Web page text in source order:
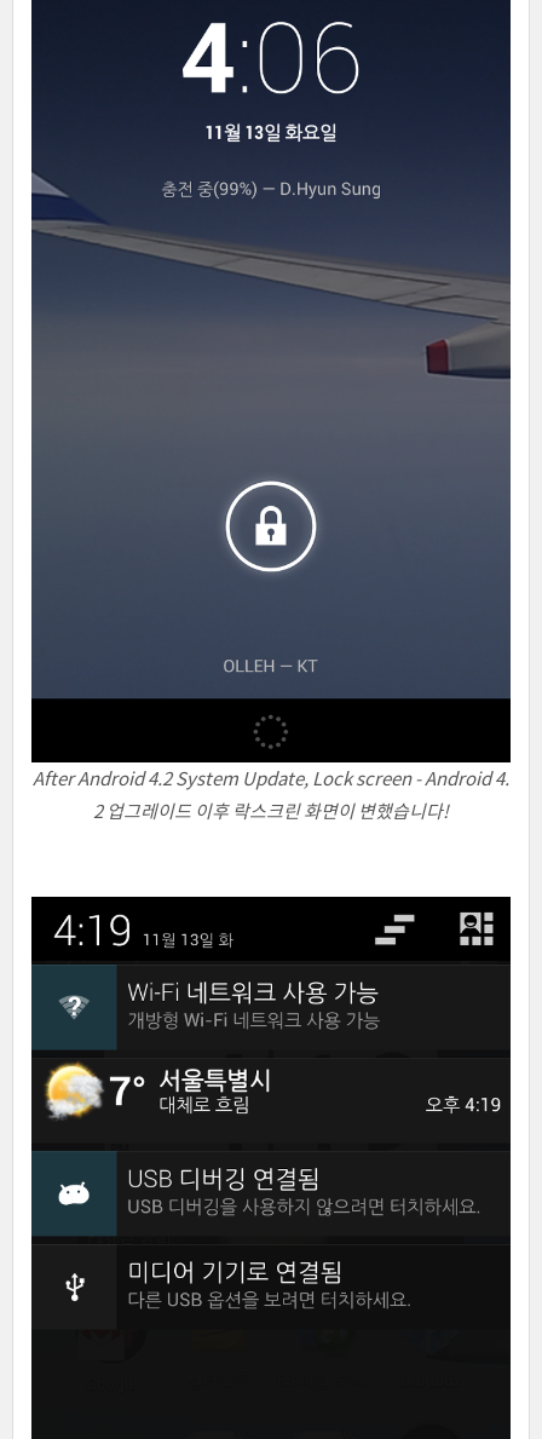
After Android 4.2 System Update, Lock screen - Android 4.
2 업그레이드 이후 락스크린 화면이 변했습니다!